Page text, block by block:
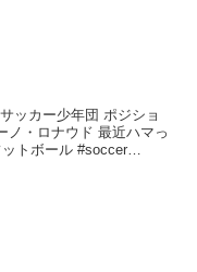
ッカー少年団 ポジショ
ノ・ロナウド 最近ハマっ
トボール #soccer